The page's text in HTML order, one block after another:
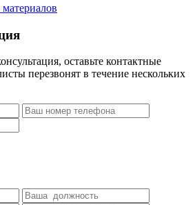
оставьте контактные
перезвонят в течение нескольких